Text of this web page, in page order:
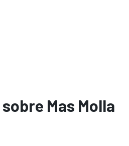
Mas Molla